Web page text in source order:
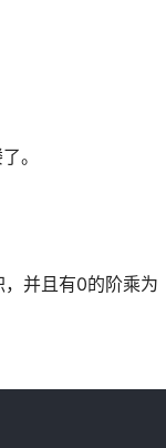
。
并且有0的阶乘为